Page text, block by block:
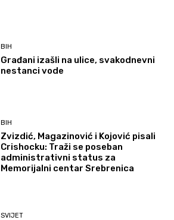
BIH
Građani izašli na ulice, svakodnevni
nestanci vode
BIH
Zvizdić, Magazinović i Kojović pisali
Crishocku: Traži se poseban
administrativni status za
Memorijalni centar Srebrenica
SVIJET